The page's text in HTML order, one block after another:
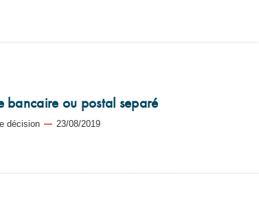
bancaire ou postal separé
décision 23/08/2019